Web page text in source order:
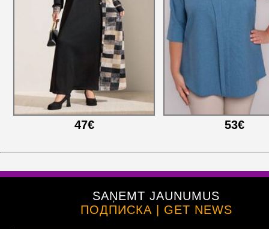
47€ 53€
SAŅEMT JAUNUMUS
ПОДПИСКА | GET NEWS